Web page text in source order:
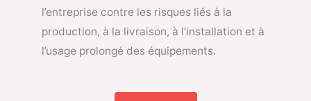
l’entreprise contre les risques liés à la
production, à la livraison, à l’installation et à
l’usage prolongé des équipements.